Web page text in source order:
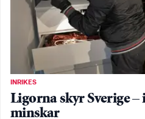
INRIKES
Ligorna skyr Sverige
minskar